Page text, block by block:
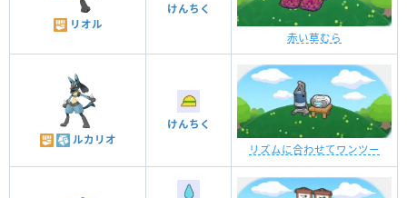
リオル
けんちく
赤い草むら
ルカリオ
けんちく
リズムに合わせてワンツー